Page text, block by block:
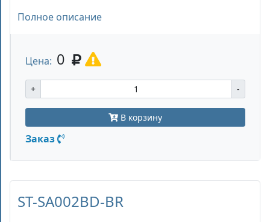
Полное описание
Цена: 0
+ -
В корзину
Заказ
ST-SA002BD-BR